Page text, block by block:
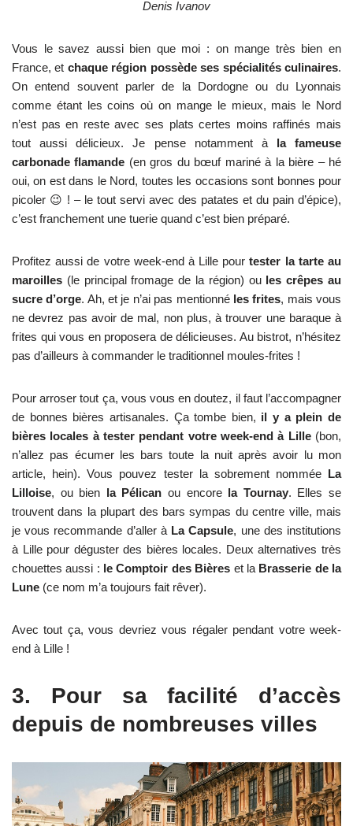
Denis Ivanov
Vous le savez aussi bien que moi : on mange très bien en
France, et chaque région possède ses spécialités culinaires.
On entend souvent parler de la Dordogne ou du Lyonnais
comme étant les coins où on mange le mieux, mais le Nord
n’est pas en reste avec ses plats certes moins raffinés mais
tout aussi délicieux. Je pense notamment à la fameuse
carbonade flamande (en gros du bœuf mariné à la bière – hé
oui, on est dans le Nord, toutes les occasions sont bonnes pour
picoler 😉 ! – le tout servi avec des patates et du pain d’épice),
c’est franchement une tuerie quand c’est bien préparé.
Profitez aussi de votre week-end à Lille pourtester la tarte au
maroilles (le principal fromage de la région) ou les crêpes au
sucre d’orge. Ah, et je n’ai pas mentionné les frites, mais vous
ne devrez pas avoir de mal, non plus, à trouver une baraque à
frites qui vous en proposera de délicieuses. Au bistrot, n’hésitez
pas d’ailleurs à commander le traditionnel moules-frites !
Pour arroser tout ça, vous vous en doutez, il faut l’accompagner
de bonnes bières artisanales. Ça tombe bien, il y a plein de
bières locales à tester pendant votre week-end à Lille(bon,
n’allez pas écumer les bars toute la nuit après avoir lu mon
article, hein). Vous pouvez tester la sobrement nommée La
Lilloise, ou bien la Pélican ou encore la Tournay. Elles se
trouvent dans la plupart des bars sympas du centre ville, mais
je vous recommande d’aller à La Capsule, une des institutions
à Lille pour déguster des bières locales. Deux alternatives très
chouettes aussi : le Comptoir des Bières et la Brasserie de la
Lune (ce nom m’a toujours fait rêver).
Avec tout ça, vous devriez vous régaler pendant votre week-
end à Lille !
3. Pour sa facilité d’accès
depuis de nombreuses villes